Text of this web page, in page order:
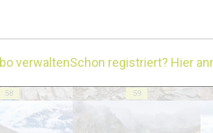
58 59
verwaltenSchon registriert? Hier